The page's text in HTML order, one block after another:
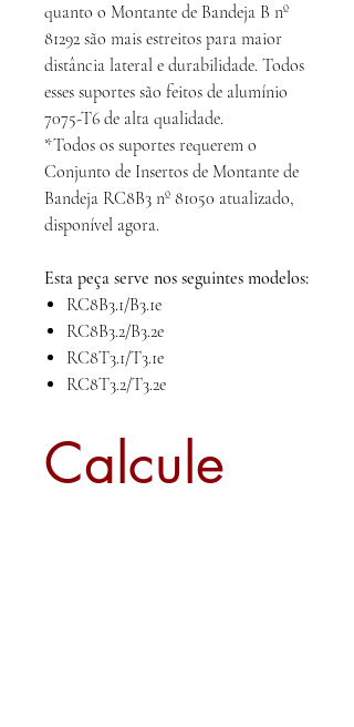
quanto o Montante de Bandeja B nº
81292 são mais estreitos para maior
distância lateral e durabilidade. Todos
esses suportes são feitos de alumínio
7075-T6 de alta qualidade.
*Todos os suportes requerem o
Conjunto de Insertos de Montante de
Bandeja RC8B3 nº 81050 atualizado,
disponível agora.
Esta peça serve nos seguintes modelos:
RC8B3.1/B3.1e
RC8B3.2/B3.2e
RC8T3.1/T3.1e
RC8T3.2/T3.2e
Calcule